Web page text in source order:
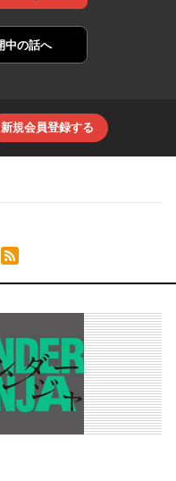
中の話へ
新規会員登録する
RSSフィード